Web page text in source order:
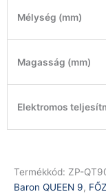
Mélység (mm)
Magasság (mm)
Elektromos
Termékkód: ZP-
Baron QUEEN 9,